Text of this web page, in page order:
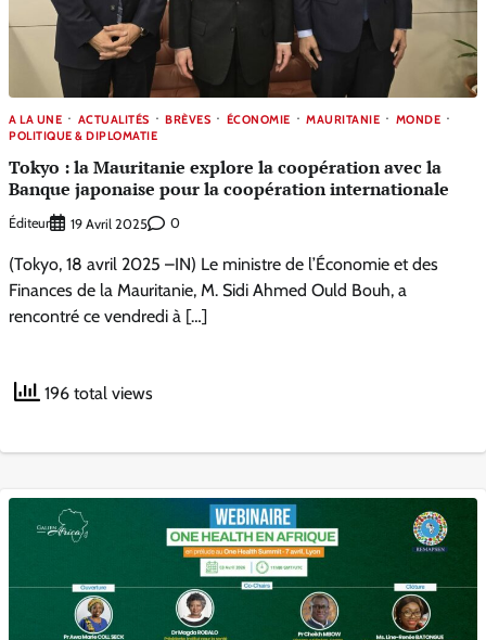
A LA UNE ACTUALITÉS BRÈVES ÉCONOMIE MAURITANIE
MONDE
POLITIQUE & DIPLOMATIE
Tokyo : la Mauritanie explore la coopération avec la
Banque japonaise pour la coopération internationale
Éditeur 19 Avril 2025 0
(Tokyo, 18 avril 2025 –IN) Le ministre de l’Économie et des
Finances de la Mauritanie, M. Sidi Ahmed Ould Bouh, a
rencontré ce vendredi à […]
196 total views